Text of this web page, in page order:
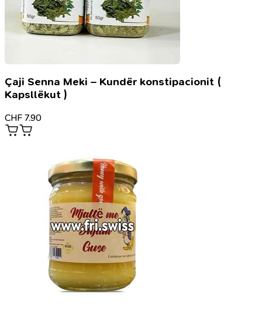
Çaji Senna Meki – Kundër konstipacionit (
Kapsllëkut )
CHF 7.90